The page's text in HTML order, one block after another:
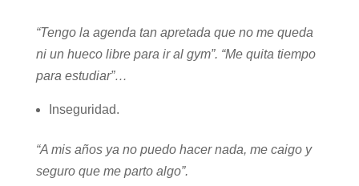
“Tengo la agenda tan apretada que no me queda
ni un hueco libre para ir al gym”. “Me quita tiempo
para estudiar”…
Inseguridad.
“A mis años ya no puedo hacer nada, me caigo y
seguro que me parto algo”.